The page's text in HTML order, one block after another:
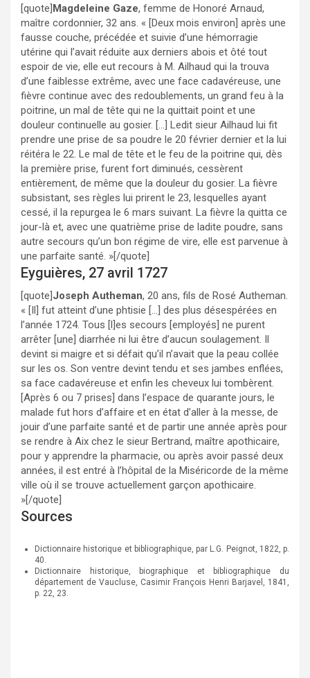
[quote]Magdeleine Gaze, femme de Honoré Arnaud,
maître cordonnier, 32 ans. « [Deux mois environ] après une
fausse couche, précédée et suivie d’une hémorragie
utérine qui l’avait réduite aux derniers abois et ôté tout
espoir de vie, elle eut recours à M. Ailhaud qui la trouva
d’une faiblesse extrême, avec une face cadavéreuse, une
fièvre continue avec des redoublements, un grand feu à la
poitrine, un mal de tête qui ne la quittait point et une
douleur continuelle au gosier. […] Ledit sieur Ailhaud lui fit
prendre une prise de sa poudre le 20 février dernier et la lui
réitéra le 22. Le mal de tête et le feu de la poitrine qui, dès
la première prise, furent fort diminués, cessèrent
entièrement, de même que la douleur du gosier. La fièvre
subsistant, ses règles lui prirent le 23, lesquelles ayant
cessé, il la repurgea le 6 mars suivant. La fièvre la quitta ce
jour-là et, avec une quatrième prise de ladite poudre, sans
autre secours qu’un bon régime de vire, elle est parvenue à
une parfaite santé. »[/quote]
Eyguières, 27 avril 1727
[quote]Joseph Autheman, 20 ans, fils de Rosé Autheman.
« [Il] fut atteint d’une phtisie […] des plus désespérées en
l’année 1724. Tous [l]es secours [employés] ne purent
arrêter [une] diarrhée ni lui être d’aucun soulagement. Il
devint si maigre et si défait qu’il n’avait que la peau collée
sur les os. Son ventre devint tendu et ses jambes enflées,
sa face cadavéreuse et enfin les cheveux lui tombèrent.
[Après 6 ou 7 prises] dans l’espace de quarante jours, le
malade fut hors d’affaire et en état d’aller à la messe, de
jouir d’une parfaite santé et de partir une année après pour
se rendre à Aix chez le sieur Bertrand, maître apothicaire,
pour y apprendre la pharmacie, ou après avoir passé deux
années, il est entré à l’hôpital de la Miséricorde de la même
ville où il se trouve actuellement garçon apothicaire.
»[/quote]
Sources
Dictionnaire historique et bibliographique, par L.G. Peignot, 1822, p.
40.
Dictionnaire historique, biographique et bibliographique du
département de Vaucluse, Casimir François Henri Barjavel, 1841,
p. 22, 23.